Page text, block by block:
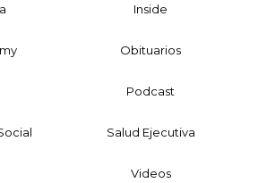
Inside
Obituarios
Podcast
Salud Ejecutiva
Videos